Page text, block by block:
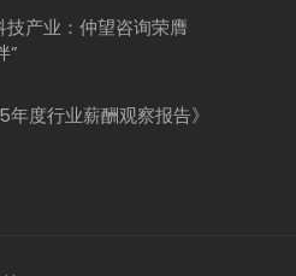
产业：仲望咨询荣膺
”
度行业薪酬观察报告》